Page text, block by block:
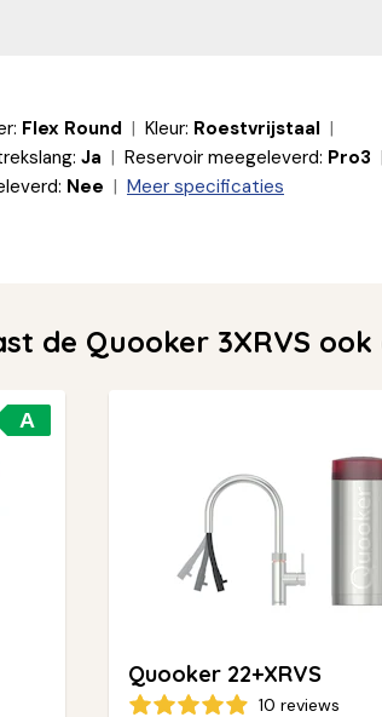
Flex Round Kleur: Roestvrijstaal
Ja Reservoir meegeleverd: Pro3
Nee Meer specificaties
de Quooker 3XRVS
A
Quooker 22+XRVS
10 reviews